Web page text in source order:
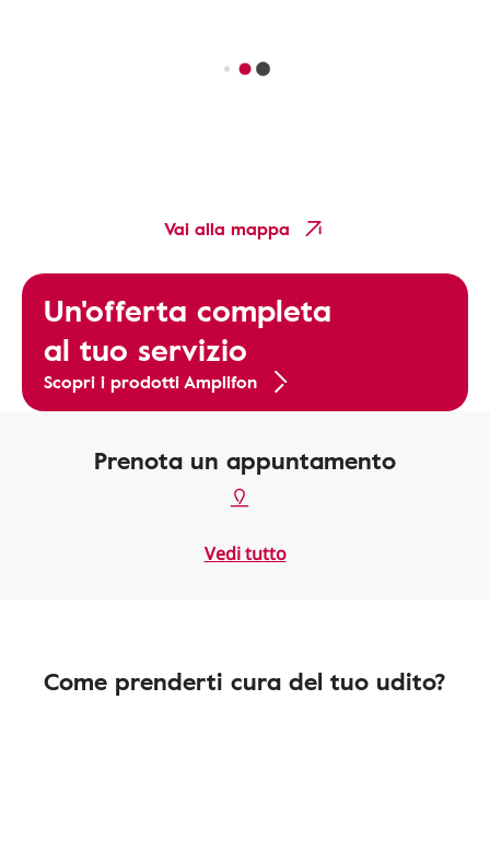
Vai alla mappa
Un'offerta completa
al tuo servizio
Scopri i prodotti Amplifon
Prenota un appuntamento
Vedi tutto
Come prenderti cura del tuo udito?